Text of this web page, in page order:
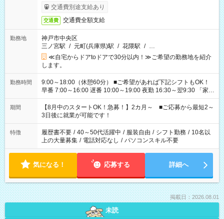
交通費別途支給あり
交通費 交通費全額支給
勤務地
神戸市中央区
三ノ宮駅 / 元町(兵庫県)駅 / 花隈駅 / …
≪自宅からドアtoドアで30分以内！≫ご希望の勤務地を紹介
します。
勤務時間
9:00～18:00（休憩60分） ■ご希望があれば下記シフトもOK！
早番 7:00～16:00 遅番 10:00～19:00 夜勤 16:30～翌9:30 「家族
と休みを合わせたい」 「余裕を持って夕飯の準備がしたい」
「できれば残業はしたくない」 など、ご希望を教えてください
ね。 ※Wワーク希望の方へ 今ご覧のお仕事で希望する勤務時間
と、もう1つのお仕事の勤務時間。 合計で週40時間を超える場
合は応募できません。
期間
【8月中のスタートOK！急募！】2カ月～ ■ご応募から最短2～
3日後に就業が可能です！
特徴 履歴書不要 / 40～50代活躍中 / 服装自由 / シフト勤務 / 10名以
上の大量募集 / 電話対応なし / パソコンスキル不要
気になる！ 応募する 詳細へ
掲載日：2026.08.01
未読